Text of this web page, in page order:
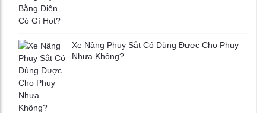
Xe Nâng Phuy Sắt Có Dùng Được Cho Phuy
Nhựa Không?